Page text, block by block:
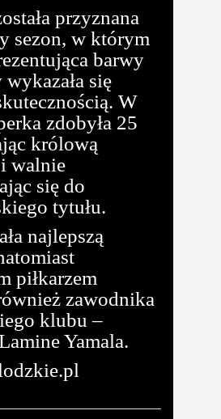
przyznana
sezon, w którym
barwy
się
W
zdobyła 25
królową
walnie
się do
tytułu.
najlepszą
piłkarzem
zawodnika
klubu –
Yamala.